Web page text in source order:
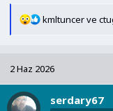
T
i
l
kmltuncerve
2 Haz 2026
serdary67